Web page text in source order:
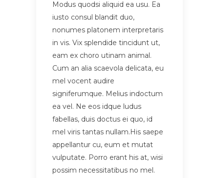
Modus quodsi aliquid ea usu. Ea
iusto consul blandit duo,
nonumes platonem interpretaris
in vis. Vix splendide tincidunt ut,
eam ex choro utinam animal.
Cum an alia scaevola delicata, eu
mel vocent audire
signiferumque. Melius indoctum
ea vel. Ne eos idque ludus
fabellas, duis doctus ei quo, id
mel viris tantas nullam.His saepe
appellantur cu, eum et mutat
vulputate. Porro erant his at, wisi
possim necessitatibus no mel.